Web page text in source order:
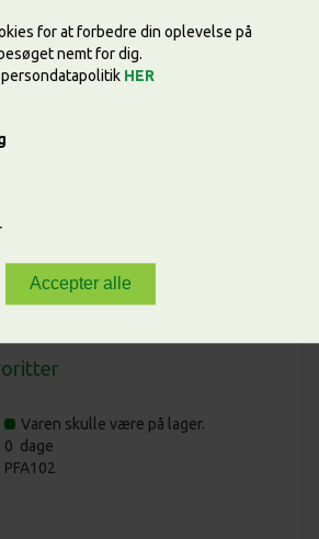
for at forbedre din oplevelse på
nemt for dig.
HER
(Før44,00)
Varen skulle være på lager.
0 dage
PFA102